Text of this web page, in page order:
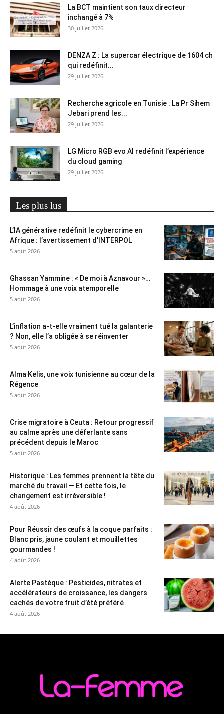
La BCT maintient son taux directeur
inchangé à 7%
30 juillet 2026
DENZA Z : La supercar électrique de 1604 ch
qui redéfinit...
29 juillet 2026
Recherche agricole en Tunisie : La Pr Sihem
Jebari prend les...
29 juillet 2026
LG Micro RGB evo AI redéfinit l’expérience
du cloud gaming
29 juillet 2026
Les plus lus
L’IA générative redéfinit le cybercrime en
Afrique : l’avertissement d’INTERPOL
5 août 2026
Ghassan Yammine : « De moi à Aznavour »…
Hommage à une voix atemporelle
5 août 2026
L’inflation a-t-elle vraiment tué la galanterie
? Non, elle l’a obligée à se réinventer
5 août 2026
Alma Kelis, une voix tunisienne au cœur de la
Régence
5 août 2026
Crise migratoire à Ceuta : Retour progressif
au calme après une déferlante sans
précédent depuis le Maroc
5 août 2026
Historique : Les femmes prennent la tête du
marché du travail — Et cette fois, le
changement est irréversible !
4 août 2026
Pour Réussir des œufs à la coque parfaits :
Blanc pris, jaune coulant et mouillettes
gourmandes !
4 août 2026
Alerte Pastèque : Pesticides, nitrates et
accélérateurs de croissance, les dangers
cachés de votre fruit d’été préféré
4 août 2026